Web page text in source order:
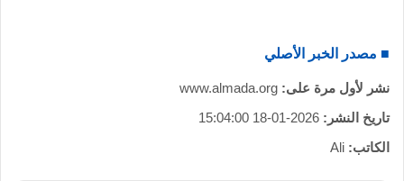
■ مصدر الخبر الأصلي
نشر لأول مرة على: www.almada.org
تاريخ النشر: 2026-01-18 15:04:00
الكاتب: Ali